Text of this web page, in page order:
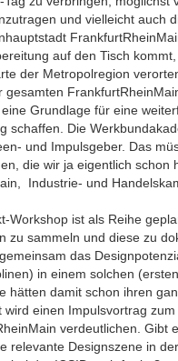
und vielleicht auch
auf den Tisch
der Metropolregion
gesamten
Grundlage für eine
schaffen. Die
und Impulsgeber. Das
die wir ja eigentlich schon
Industrie- und
Workshop ist als Reihe
zu sammeln und diese zu
das
in einem solchen
hätten damit schon ihren
wird einen Impulsvortrag
verdeutlichen. Gibt
relevante Designszene in